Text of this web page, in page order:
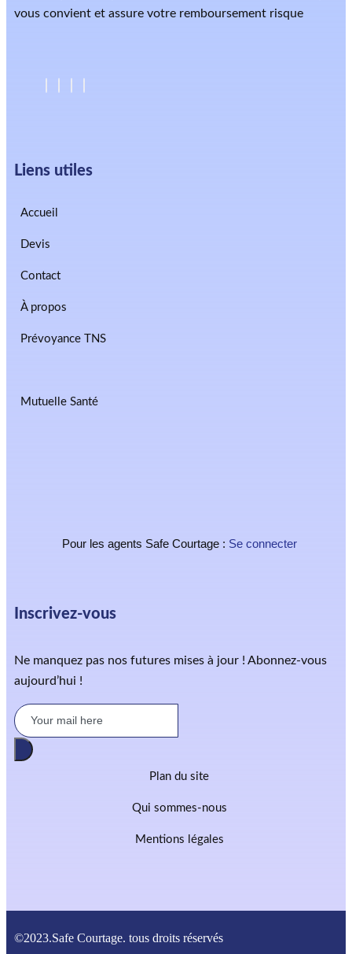
vous convient et assure votre remboursement risque
Liens utiles
Accueil
Devis
Contact
À propos
Prévoyance TNS
Mutuelle Santé
Pour les agents Safe Courtage : Se connecter
Inscrivez-vous
Ne manquez pas nos futures mises à jour ! Abonnez-vous
aujourd’hui !
Plan du site
Qui sommes-nous
Mentions légales
©2023.Safe Courtage. tous droits réservés